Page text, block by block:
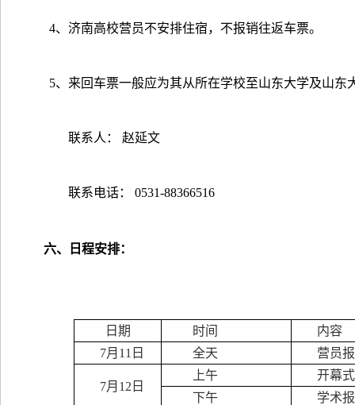
4、济南高校营员不安排住宿，不报销往返车票。
5、来回车票一般应为其从所在学校至山东大学及山
联系人： 赵延文
联系电话： 0531-88366516
六、日程安排：
日期 时间 内容
7月 11 日 全天 营员
7月 12 日
上午
开幕
下午
学术